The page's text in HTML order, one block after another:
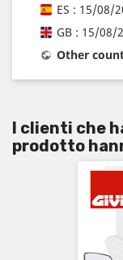
ES : 15/08/
GB : 15/08/
Other
I clienti che
prodotto